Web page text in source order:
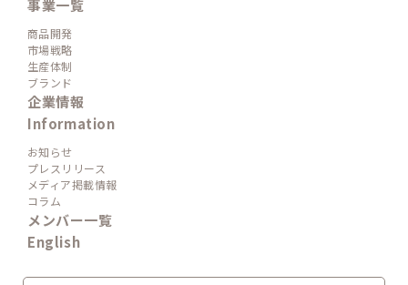
事業一覧
商品開発
市場戦略
生産体制
ブランド
企業情報
Information
お知らせ
プレスリリース
メディア掲載情報
コラム
メンバー一覧
English